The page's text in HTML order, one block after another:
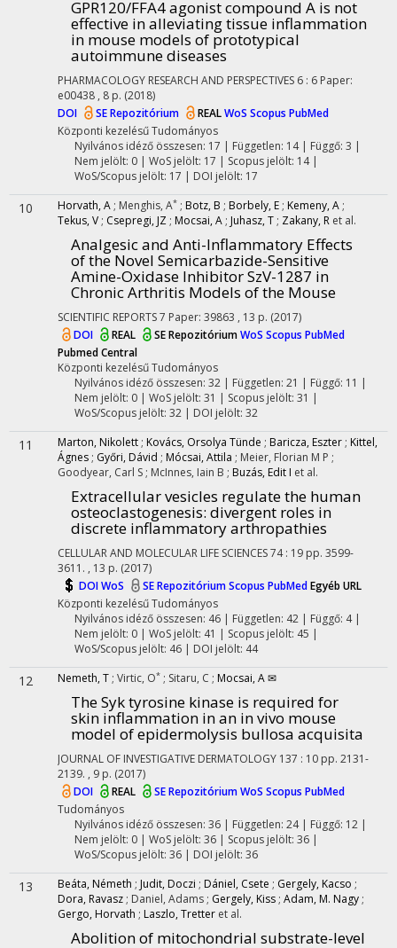
GPR120/FFA4 agonist compound A is not
effective in alleviating tissue inflammation
in mouse models of prototypical
autoimmune diseases
PHARMACOLOGY RESEARCH AND PERSPECTIVES 6 : 6 Paper:
e00438 , 8 p. (2018)
DOI
SE Repozitórium REALWoS Scopus PubMed
Központi kezelésűTudományos
Nyilvános idéző összesen: 17 | Független: 14 | Függő: 3 |
Nem jelölt: 0 | WoS jelölt: 17 | Scopus jelölt: 14 |
WoS/Scopus jelölt: 17 | DOI jelölt: 17
10 Horvath, A ; Menghis, A* ; Botz, B ; Borbely, E ; Kemeny, A ;
Tekus, V ; Csepregi, JZ ; Mocsai, A ; Juhasz, T ; Zakany, R et al.
Analgesic and Anti-Inflammatory Effects
of the Novel Semicarbazide-Sensitive
Amine-Oxidase Inhibitor SzV-1287 in
Chronic Arthritis Models of the Mouse
SCIENTIFIC REPORTS7 Paper: 39863 , 13 p. (2017)
DOI
REAL SE RepozitóriumWoS Scopus PubMed
Pubmed Central
Központi kezelésűTudományos
Nyilvános idéző összesen: 32| Független: 21 | Függő: 11 |
Nem jelölt: 0 | WoS jelölt: 31 | Scopus jelölt: 31 |
WoS/Scopus jelölt: 32 | DOI jelölt: 32
11 Marton, Nikolett ; Kovács, Orsolya Tünde ; Baricza, Eszter ; Kittel,
Ágnes ; Győri, Dávid ; Mócsai, Attila ; Meier, Florian M P ;
Goodyear, Carl S ; McInnes, Iain B ; Buzás, Edit I et al.
Extracellular vesicles regulate the human
osteoclastogenesis: divergent roles in
discrete inflammatory arthropathies
CELLULAR AND MOLECULAR LIFE SCIENCES74: 19 pp. 3599-
3611. , 13 p. (2017)
DOIWoS SE RepozitóriumScopus PubMedEgyéb URL
Központi kezelésűTudományos
Nyilvános idéző összesen: 46| Független: 42 | Függő: 4 |
Nem jelölt: 0 | WoS jelölt: 41 | Scopus jelölt: 45 |
WoS/Scopus jelölt: 46 | DOI jelölt: 44
12 Nemeth, T ; Virtic, O* ; Sitaru, C ; Mocsai, A ✉
The Syk tyrosine kinase is required for
skin inflammation in an in vivo mouse
model of epidermolysis bullosa acquisita
JOURNAL OF INVESTIGATIVE DERMATOLOGY 137 : 10 pp. 2131-
2139. , 9 p. (2017)
DOI
REAL SE RepozitóriumWoS Scopus PubMed
Tudományos
Nyilvános idéző összesen: 36| Független: 24 | Függő: 12 |
Nem jelölt: 0 | WoS jelölt: 36 | Scopus jelölt: 36 |
WoS/Scopus jelölt: 36 | DOI jelölt: 36
13 Beáta, Németh ; Judit, Doczi ; Dániel, Csete ; Gergely, Kacso ;
Dora, Ravasz ; Daniel, Adams ; Gergely, Kiss ; Adam, M. Nagy ;
Gergo, Horvath ; Laszlo, Tretter et al.
Abolition of mitochondrial substrate-level